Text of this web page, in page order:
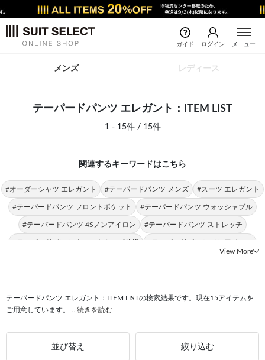
ガイド ログイン メニュー
メンズ レディース
テーパードパンツ エレガント：ITEM LIST
1 - 15件 / 15件
関連するキーワードはこちら
#オーダーシャツ エレガント #テーパードパンツ メンズ #スーツ エレガント
#テーパードパンツ フロントポケット #テーパードパンツ ウォッシャブル
#テーパードパンツ 4Sノンアイロン #テーパードパンツ ストレッチ
#テーパードパンツ ウエストムーブ仕様 #テーパードパンツ ノンアイロン
#トップス エレガント #ジャケット エレガント #パンツスーツ エレガント
#エレガント シューズ #ドレスシューズ エレガント
View More
テーパードパンツ エレガント：ITEM LISTの検索結果です。現在15アイテムを
ご用意しています。
...続きを読む
並び替え 絞り込む